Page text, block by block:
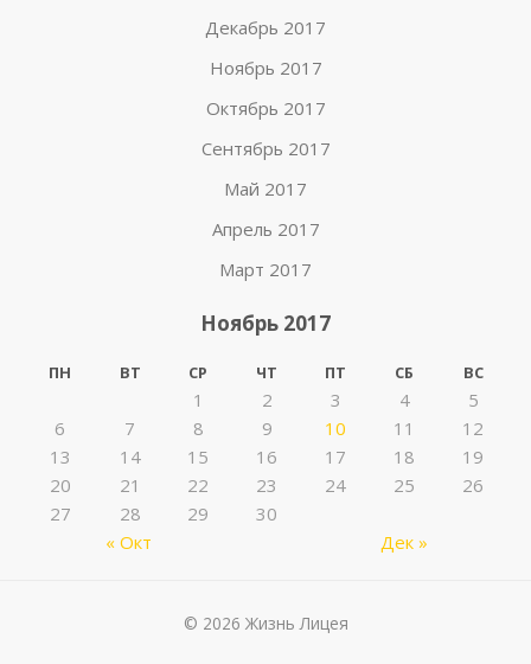
Декабрь 2017
Ноябрь 2017
Октябрь 2017
Сентябрь 2017
Май 2017
Апрель 2017
Март 2017
Ноябрь 2017
ПН ВТ СР ЧТ ПТ СБ ВС
« Окт Дек »
1 2 3 4
5
6
7 8 9 10 11
12
13
14 15 16 17 18
19
20
21 22 23 24 25
26
27
28 29 30
© 2026 Жизнь Лицея